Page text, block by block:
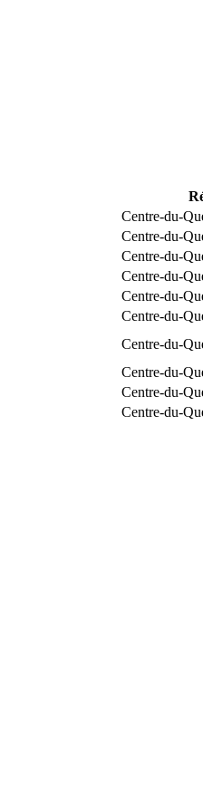
Centre-du-
Centre-du-
Centre-du-
Centre-du-
Centre-du-
Centre-du-
Centre-du-
Centre-du-
Centre-du-
Centre-du-